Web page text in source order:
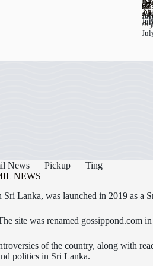
67
News Pickup
Ting
NEWS
Lanka, was launched in 2019 as a
site was renamed gossippond.com
of the country, along with
politics in Sri Lanka.